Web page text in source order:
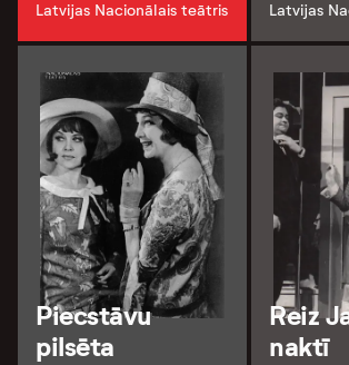
Latvijas Nacionālais teātris Latvijas
Piecstāvu
pilsēta
Reiz
naktī